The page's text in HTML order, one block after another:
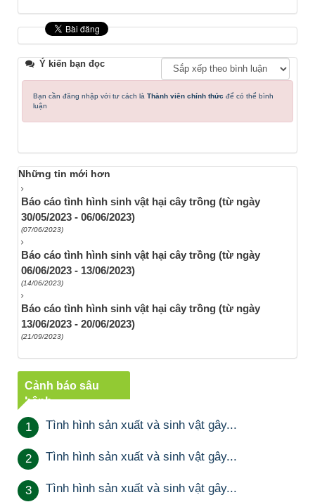
Ý kiến bạn đọc
Bạn cần đăng nhập với tư cách là Thành viên chính thức để có thể bình
luận
Những tin mới hơn
Báo cáo tình hình sinh vật hại cây trồng (từ ngày
30/05/2023 - 06/06/2023)
(07/06/2023)
Báo cáo tình hình sinh vật hại cây trồng (từ ngày
06/06/2023 - 13/06/2023)
(14/06/2023)
Báo cáo tình hình sinh vật hại cây trồng (từ ngày
13/06/2023 - 20/06/2023)
(21/09/2023)
Cảnh báo sâu
bệnh
1 Tình hình sản xuất và sinh vật gây...
2 Tình hình sản xuất và sinh vật gây...
3 Tình hình sản xuất và sinh vật gây...